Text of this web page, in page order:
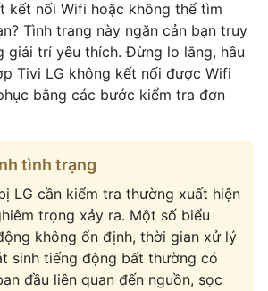
kết nối Wifi hoặc không thể tìm
Tình trạng này ngăn cản bạn truy
giải trí yêu thích. Đừng lo lắng, hầu
Tivi LG không kết nối được Wifi
bằng các bước kiểm tra đơn
tình trạng
LG cần kiểm tra thường xuất hiện
trọng xảy ra. Một số biểu
không ổn định, thời gian xử lý
sinh tiếng động bất thường có
đầu liên quan đến nguồn, sọc